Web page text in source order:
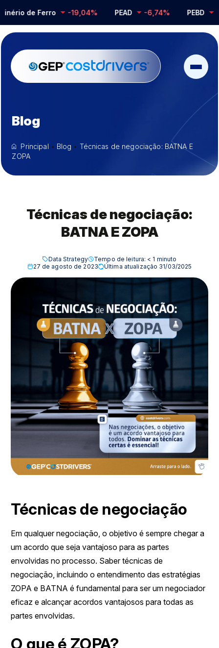
de Ferro -19,04% PEAD -6,74% PEBD -
Blog
Principal • Blog • Técnicas de negociação: BATNA E
ZOPA
Técnicas de negociação:
BATNA E ZOPA
Data Strategy Tempo de leitura: < 1 minuto
27 de agosto de 2023
Última atualização 31/03/2025
Técnicas de negociação
Em qualquer negociação, o objetivo é sempre chegar a
um acordo que seja vantajoso para as partes
envolvidas no processo. Saber técnicas de
negociação, incluindo o entendimento das estratégias
ZOPA e BATNA é fundamental para ser um negociador
eficaz e alcançar acordos vantajosos para todas as
partes envolvidas.
O que é ZOPA?